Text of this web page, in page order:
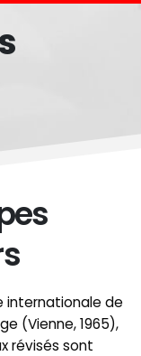
internationale de
(Vienne, 1965),
révisés sont